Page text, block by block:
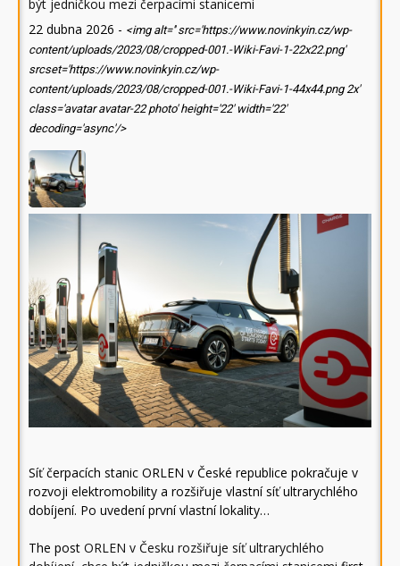
být jedničkou mezi čerpacími stanicemi
22 dubna 2026 - <img alt='' src='https://www.novinkyin.cz/wp-
content/uploads/2023/08/cropped-001.-Wiki-Favi-1-22x22.png'
srcset='https://www.novinkyin.cz/wp-
content/uploads/2023/08/cropped-001.-Wiki-Favi-1-44x44.png 2x'
class='avatar avatar-22 photo' height='22' width='22'
decoding='async'/>
Síť čerpacích stanic ORLEN v České republice pokračuje v
rozvoji elektromobility a rozšiřuje vlastní síť ultrarychlého
dobíjení. Po uvedení první vlastní lokality…
The post ORLEN v Česku rozšiřuje síť ultrarychlého